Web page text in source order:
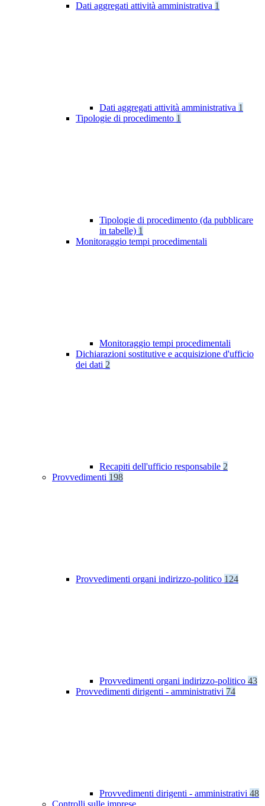
Dati aggregati attività amministrativa 1
Dati aggregati attività amministrativa 1
Tipologie di procedimento 1
Tipologie di procedimento (da pubblicare
in tabelle) 1
Monitoraggio tempi procedimentali
Monitoraggio tempi procedimentali
Dichiarazioni sostitutive e acquisizione d'ufficio
dei dati 2
Recapiti dell'ufficio responsabile 2
Provvedimenti 198
Provvedimenti organi indirizzo-politico 124
Provvedimenti organi indirizzo-politico 43
Provvedimenti dirigenti - amministrativi 74
Provvedimenti dirigenti - amministrativi 48